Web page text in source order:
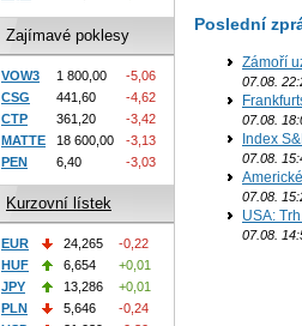
Poslední
Zámoří
07.08.
07.08.
Index
07.08.
07.08.
USA:
07.08.
Zajímavé poklesy
VOW3 1 800,00
-5,06
CSG
441,60
-4,62
CTP
361,20
-3,42
MATTE
18 600,00
-3,13
PEN
6,40 -3,03
Kurzovní lístek
EUR 24,265
-0,22
HUF
6,654
+0,01
JPY
13,286
+0,01
PLN
5,646
-0,24